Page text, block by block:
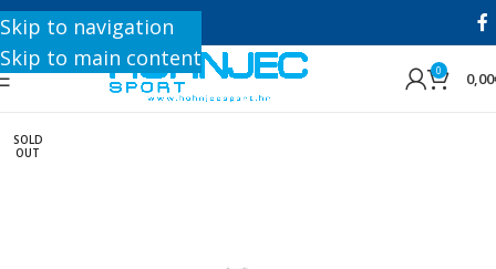
Skip to navigation
Skip to main content
+385 1 8896 200
0 0,00
SOLD
OUT